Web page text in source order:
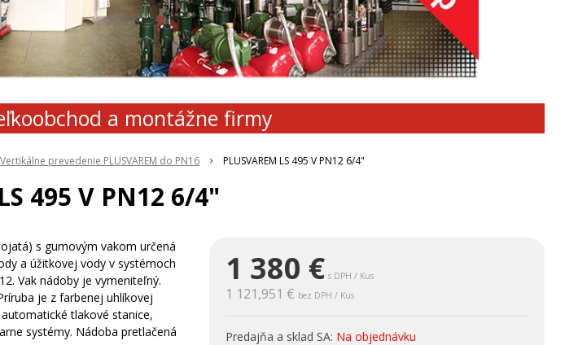
a montážne firmy
Vertikálne prevedenie PLUSVAREM do PN16 PLUSVAREM LS 495 V PN12 6/4"
495 V PN12 6/4"
1 380 € s DPH / Kus
1 121,951 € bez DPH / Kus
Predajňa a sklad SA: Na objednávku
s gumovým vakom určená
a úžitkovej vody v systémoch
Vak nádoby je vymeniteľný.
je z farbenej uhlíkovej
tlakové stanice,
systémy. Nádoba pretlačená